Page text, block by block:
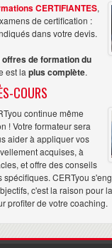
CERTIFIANTES,
de certification :
dans votre devis.
de formation du
est la plus complète.
COURS
continue même
! Votre formateur sera
aider à appliquer vos
acquises, à
et offre des conseils
CERTyou
c'est la raison pour
profiter de votre coaching.